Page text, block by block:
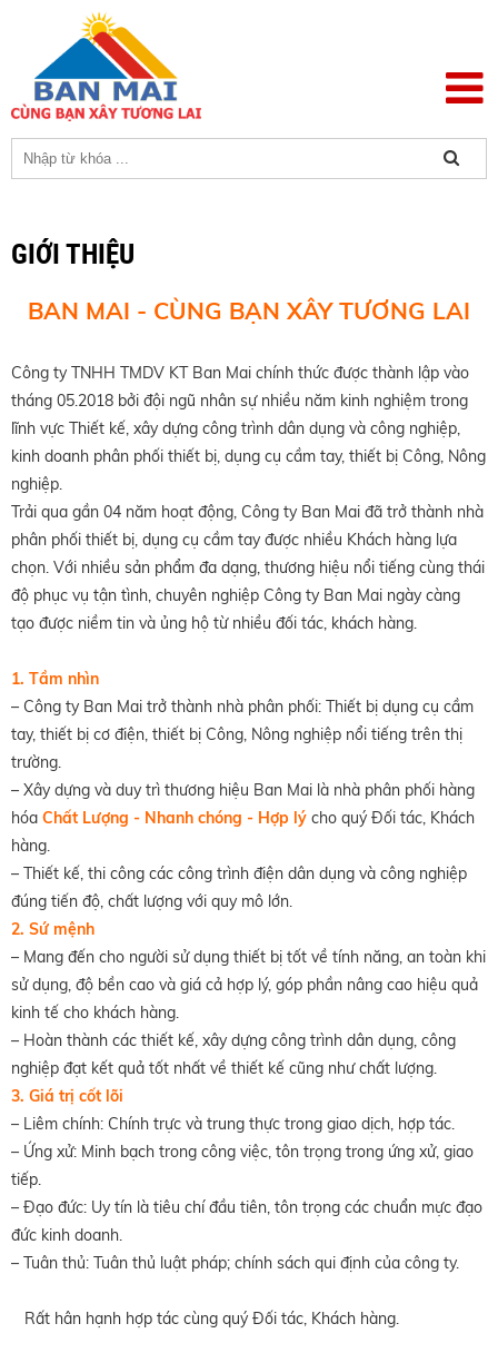
GIỚI THIỆU
BAN MAI - CÙNG BẠN XÂY TƯƠNG LAI
Công ty TNHH TMDV KT Ban Mai chính thức được thành lập vào
tháng 05.2018 bởi đội ngũ nhân sự nhiều năm kinh nghiệm trong
lĩnh vực Thiết kế, xây dựng công trình dân dụng và công nghiệp,
kinh doanh phân phối thiết bị, dụng cụ cầm tay, thiết bị Công, Nông
nghiệp.
Trải qua gần 04 năm hoạt động, Công ty Ban Mai đã trở thành nhà
phân phối thiết bị, dụng cụ cầm tay được nhiều Khách hàng lựa
chọn. Với nhiều sản phẩm đa dạng, thương hiệu nổi tiếng cùng thái
độ phục vụ tận tình, chuyên nghiệp Công ty Ban Mai ngày càng
tạo được niềm tin và ủng hộ từ nhiều đối tác, khách hàng.
1. Tầm nhìn
– Công ty Ban Mai trở thành nhà phân phối: Thiết bị dụng cụ cầm
tay, thiết bị cơ điện, thiết bị Công, Nông nghiệp nổi tiếng trên thị
trường.
– Xây dựng và duy trì thương hiệu Ban Mai là nhà phân phối hàng
hóa Chất Lượng - Nhanh chóng - Hợp lý cho quý Đối tác, Khách
hàng.
– Thiết kế, thi công các công trình điện dân dụng và công nghiệp
đúng tiến độ, chất lượng với quy mô lớn.
2. Sứ mệnh
– Mang đến cho người sử dụng thiết bị tốt về tính năng, an toàn khi
sử dụng, độ bền cao và giá cả hợp lý, góp phần nâng cao hiệu quả
kinh tế cho khách hàng.
– Hoàn thành các thiết kế, xây dựng công trình dân dụng, công
nghiệp đạt kết quả tốt nhất về thiết kế cũng như chất lượng.
3. Giá trị cốt lõi
– Liêm chính: Chính trực và trung thực trong giao dịch, hợp tác.
– Ứng xử: Minh bạch trong công việc, tôn trọng trong ứng xử, giao
tiếp.
– Đạo đức: Uy tín là tiêu chí đầu tiên, tôn trọng các chuẩn mực đạo
đức kinh doanh.
– Tuân thủ: Tuân thủ luật pháp; chính sách qui định của công ty.
Rất hân hạnh hợp tác cùng quý Đối tác, Khách hàng.